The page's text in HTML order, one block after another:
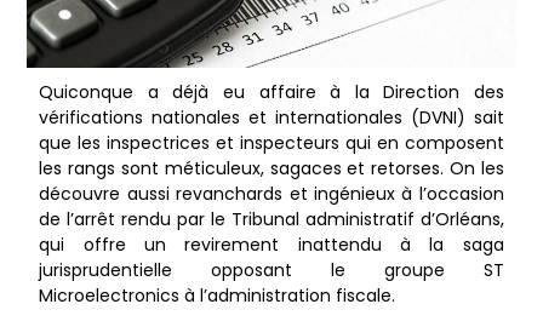
Quiconque a déjà eu affaire à la Direction des
vérifications nationales et internationales (DVNI) sait
que les inspectrices et inspecteurs qui en composent
les rangs sont méticuleux, sagaces et retorses. On les
découvre aussi revanchards et ingénieux à l’occasion
de l’arrêt rendu par le Tribunal administratif d’Orléans,
qui offre un revirement inattendu à la saga
jurisprudentielle opposant le groupe ST
Microelectronics à l’administration fiscale.